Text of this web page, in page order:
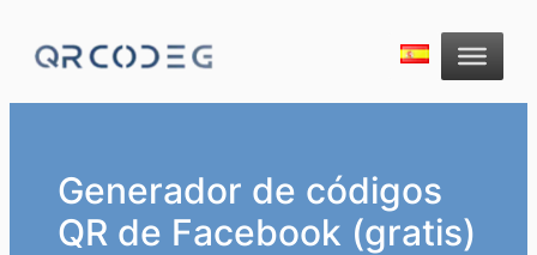
Generador de códigos
QR de Facebook (gratis)